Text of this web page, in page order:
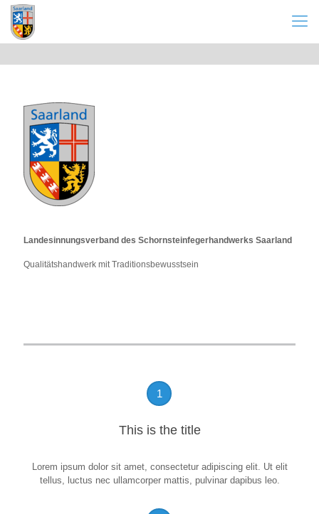
Landesinnungsverband des Schornsteinfegerhandwerks Saarland
Qualitätshandwerk mit Traditionsbewusstsein
1
This is the title
Lorem ipsum dolor sit amet, consectetur adipiscing elit. Ut elit
tellus, luctus nec ullamcorper mattis, pulvinar dapibus leo.